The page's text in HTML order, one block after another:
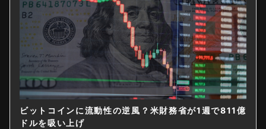
ゲームストップ、保有4710BTCのうち直接保有は1枚
｜14億ドル社債を株式化